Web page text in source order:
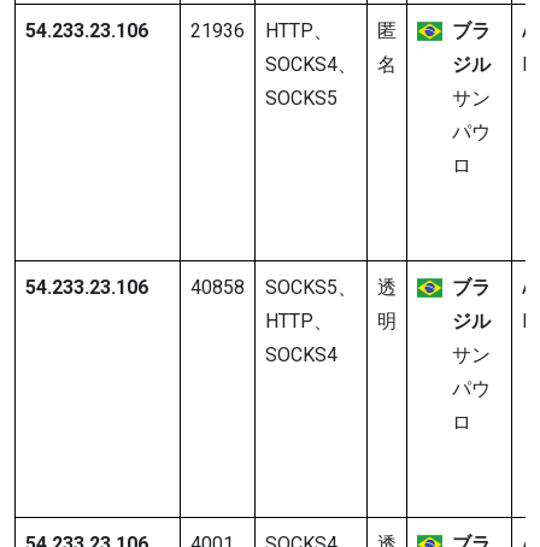
54.233.23.106 21936
HTTP、
SOCKS4、
SOCKS5
匿
名
ブラ
ジル
サン
パウ
ロ
54.233.23.106 40858
SOCKS5、
HTTP、
SOCKS4
透
明
ブラ
ジル
サン
パウ
ロ